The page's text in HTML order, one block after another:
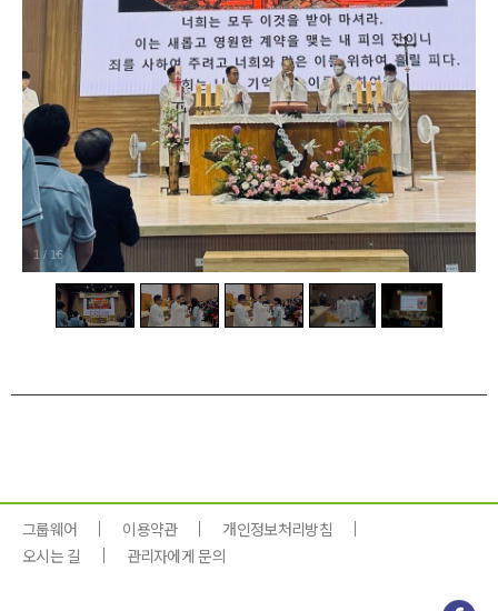
1 / 16
그룹웨어 이용약관
개인정보처리방침
오시는 길
관리자에게 문의